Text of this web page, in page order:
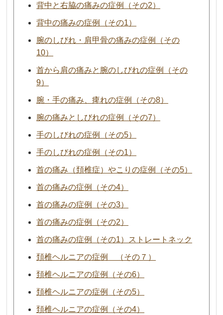
背中と右脇の痛みの症例（その2）
背中の痛みの症例（その1）
腕のしびれ・肩甲骨の痛みの症例（その
10）
首から肩の痛みと腕のしびれの症例（その
9）
腕・手の痛み、痺れの症例（その8）
腕の痛みとしびれの症例（その7）
手のしびれの症例（その5）
手のしびれの症例（その1）
首の痛み（頚椎症）やこりの症例（その5）
首の痛みの症例（その4）
首の痛みの症例（その3）
首の痛みの症例（その2）
首の痛みの症例（その1）ストレートネック
頚椎ヘルニアの症例 （その７）
頚椎ヘルニアの症例（その6）
頚椎ヘルニアの症例（その5）
頚椎ヘルニアの症例（その4）